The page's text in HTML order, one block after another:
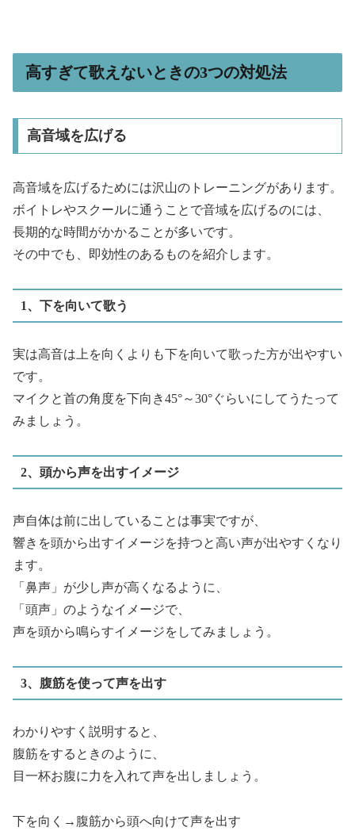
高すぎて歌えないときの3つの対処法
高音域を広げる
高音域を広げるためには沢山のトレーニングがあります。
ボイトレやスクールに通うことで音域を広げるのには、
長期的な時間がかかることが多いです。
その中でも、即効性のあるものを紹介します。
1、下を向いて歌う
実は高音は上を向くよりも下を向いて歌った方が出やすい
です。
マイクと首の角度を下向き45°～30°ぐらいにしてうたって
みましょう。
2、頭から声を出すイメージ
声自体は前に出していることは事実ですが、
響きを頭から出すイメージを持つと高い声が出やすくなり
ます。
「鼻声」が少し声が高くなるように、
「頭声」のようなイメージで、
声を頭から鳴らすイメージをしてみましょう。
3、腹筋を使って声を出す
わかりやすく説明すると、
腹筋をするときのように、
目一杯お腹に力を入れて声を出しましょう。
下を向く→腹筋から頭へ向けて声を出す